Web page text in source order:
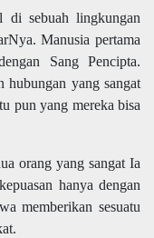
di sebuah lingkungan
Manusia pertama
Sang Pencipta.
hubungan yang sangat
pun yang mereka bisa
orang yang sangat Ia
hanya dengan
memberikan sesuatu